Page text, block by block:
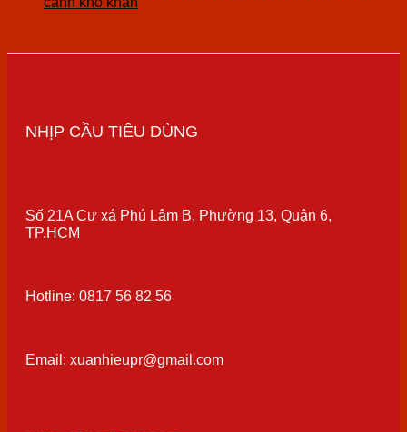
NHỊP CẦU TIÊU DÙNG
Số 21A Cư xá Phú Lâm B, Phường 13, Quận 6,
TP.HCM
Hotline: 0817 56 82 56
Email: xuanhieupr@gmail.com